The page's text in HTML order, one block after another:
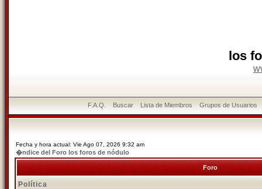
los
F.A.Q. Buscar Lista de Miembros Grupos de Usuarios
Fecha y hora actual: Vie Ago 07, 2026 9:32 am
�ndice del Foro los foros de nódulo
Foro
Política